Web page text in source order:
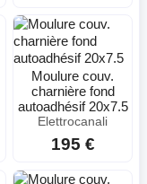
Moulure couv.
charnière fond
autoadhésif 20x7.5
Elettrocanali
195 €